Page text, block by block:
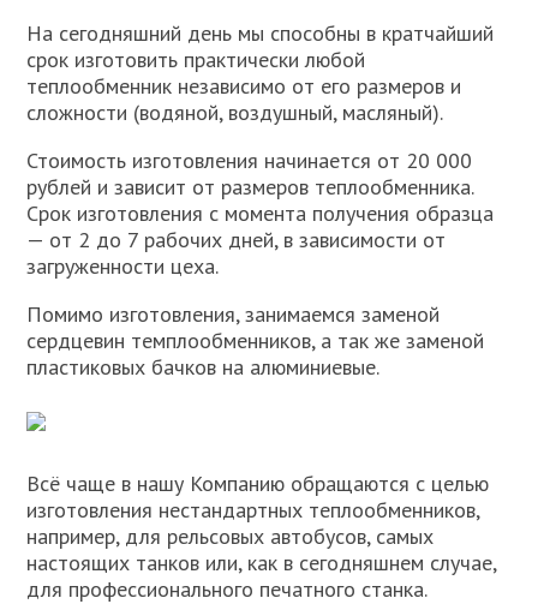
На сегодняшний день мы способны в кратчайший
срок изготовить практически любой
теплообменник независимо от его размеров и
сложности (водяной, воздушный, масляный).
Стоимость изготовления начинается от 20 000
рублей и зависит от размеров теплообменника.
Срок изготовления с момента получения образца
— от 2 до 7 рабочих дней, в зависимости от
загруженности цеха.
Помимо изготовления, занимаемся заменой
сердцевин темплообменников, а так же заменой
пластиковых бачков на алюминиевые.
Всё чаще в нашу Компанию обращаются с целью
изготовления нестандартных теплообменников,
например, для рельсовых автобусов, самых
настоящих танков или, как в сегодняшнем случае,
для профессионального печатного станка.